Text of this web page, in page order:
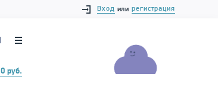
Вход или регистрация
0 руб.